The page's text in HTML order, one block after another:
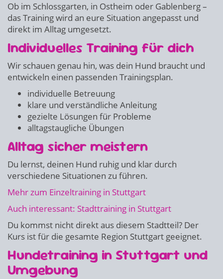
Ob im Schlossgarten, in Ostheim oder Gablenberg –
das Training wird an eure Situation angepasst und
direkt im Alltag umgesetzt.
Individuelles Training für dich
Wir schauen genau hin, was dein Hund braucht und
entwickeln einen passenden Trainingsplan.
individuelle Betreuung
klare und verständliche Anleitung
gezielte Lösungen für Probleme
alltagstaugliche Übungen
Alltag sicher meistern
Du lernst, deinen Hund ruhig und klar durch
verschiedene Situationen zu führen.
Mehr zum Einzeltraining in Stuttgart
Auch interessant: Stadttraining in Stuttgart
Du kommst nicht direkt aus diesem Stadtteil? Der
Kurs ist für die gesamte Region Stuttgart geeignet.
Hundetraining in Stuttgart und
Umgebung